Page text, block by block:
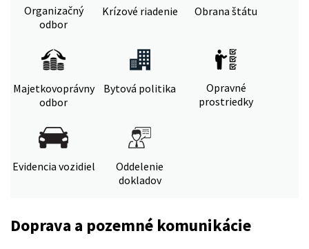
Organizačný
odbor
Krízové riadenie Obrana štátu
Majetkovoprávny
odbor
Bytová politika
Opravné
prostriedky
Evidencia vozidiel
Oddelenie
dokladov
Doprava a pozemné komunikácie